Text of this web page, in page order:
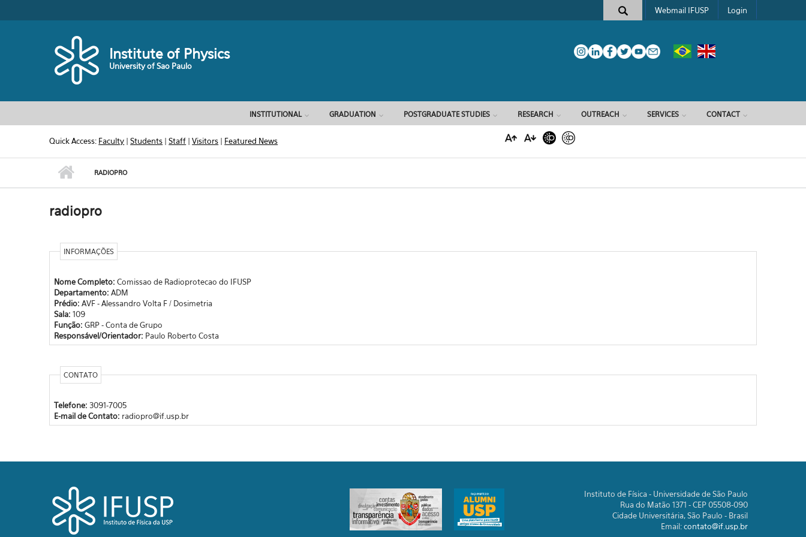
Search form
Webmail IFUSP Login
Institute of Physics
University of Sao Paulo
INSTITUTIONAL GRADUATION POSTGRADUATE STUDIES RESEARCH OUTREACH SERVICES CONTACT
Quick Access: Faculty |Students |Staff |Visitors | Featured News
RADIOPRO
radiopro
INFORMAÇÕES
Nome Completo: Comissao de Radioprotecao do IFUSP
Departamento: ADM
Prédio: AVF - Alessandro Volta F / Dosimetria
Sala: 109
Função: GRP - Conta de Grupo
Responsável/Orientador: Paulo Roberto Costa
CONTATO
Telefone: 3091-7005
E-mail de Contato: radiopro@if.usp.br
Instituto de Física - Universidade de São Paulo
Rua do Matão 1371 - CEP 05508-090
Cidade Universitária, São Paulo - Brasil
Email:contato@if.usp.br